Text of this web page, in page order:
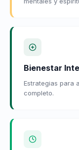
Bienestar
Estrategias para
completo.